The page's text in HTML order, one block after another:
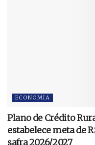
ECONOMIA
Plano de Crédito
estabelece meta de
safra 2026/2027